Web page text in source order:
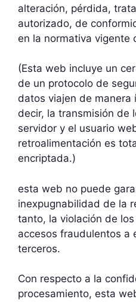
alteración, pérdida,
autorizado, de
en la normativa vigente
(Esta web incluye un
de un protocolo de
datos viajen de manera
decir, la transmisión de
servidor y el usuario
retroalimentación es
encriptada.)
esta web no puede
inexpugnabilidad de la
tanto, la violación de
accesos fraudulentos a
terceros.
Con respecto a la
procesamiento, esta